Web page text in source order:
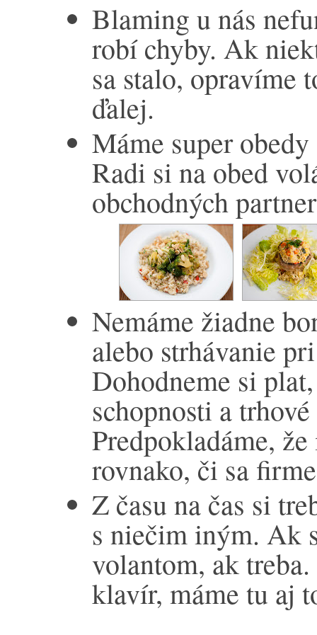
Blaming u nás
robí chyby. Ak
sa stalo, opravíme
ďalej.
Máme super
Radi si na obed
obchodných
Nemáme žiadne
alebo strhávanie
Dohodneme si
schopnosti a
Predpokladáme,
rovnako, či sa
Z času na čas si
s niečim iným. Ak
volantom, ak
klavír, máme tu aj